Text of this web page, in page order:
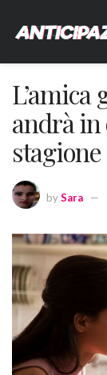
L’amica
andrà in
stagione
bySara